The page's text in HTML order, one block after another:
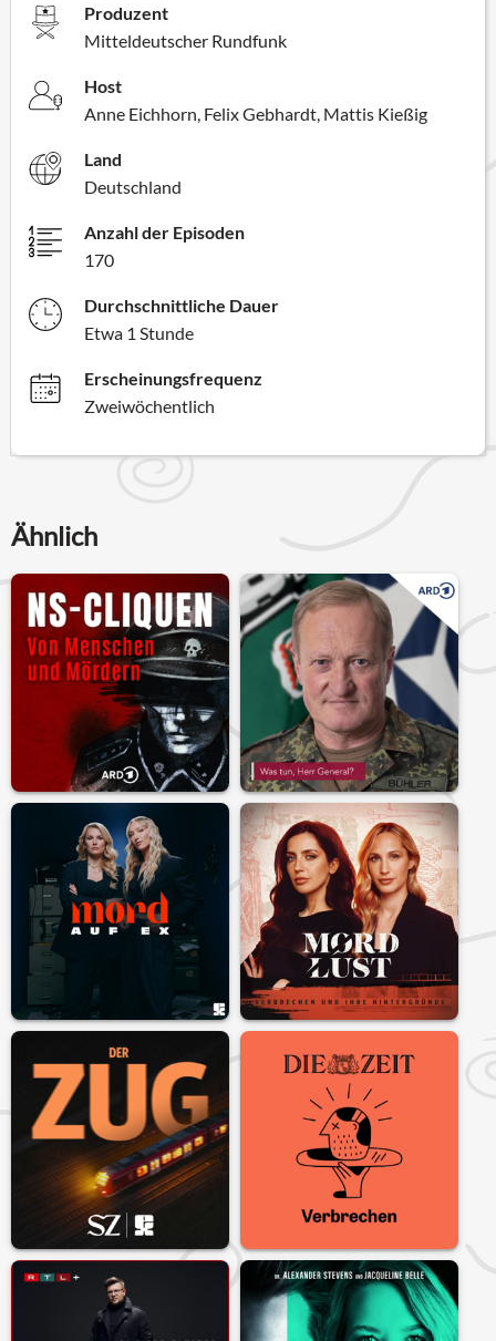
Produzent
Mitteldeutscher Rundfunk
Host
Anne Eichhorn, Felix Gebhardt, Mattis Kießig
Land
Deutschland
Anzahl der Episoden
170
Durchschnittliche Dauer
Etwa 1 Stunde
Erscheinungsfrequenz
Zweiwöchentlich
Ähnlich